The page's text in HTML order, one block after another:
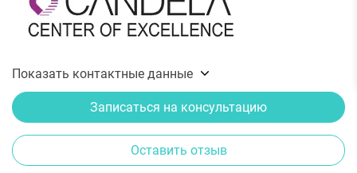
Показать контактные данные
Записаться на консультацию
Оставить отзыв